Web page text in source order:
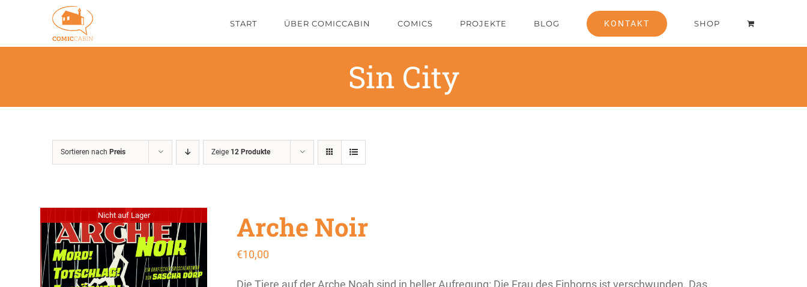
springen
START ÜBER COMICCABIN COMICS PROJEKTE BLOG KONTAKT SHOP
Sin City
Sortieren nach Preis Zeige 12 Produkte
Nicht auf Lager Arche Noir
€10,00
Die Tiere auf der Arche Noah sind in heller Aufregung: Die Frau des Einhorns ist verschwunden. Das